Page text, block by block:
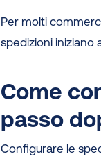
Per molti
spedizioni iniziano
Come
passo
Configurare le